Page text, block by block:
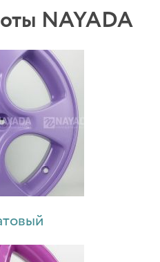
NAYADA